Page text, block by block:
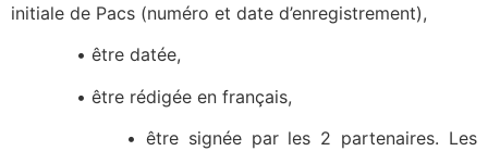
initiale de Pacs (numéro et date d’enregistrement),
• être datée,
• être rédigée en français,
• être signée par les 2 partenaires. Les